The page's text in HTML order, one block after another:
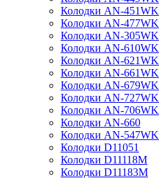
Колодки AN-451WK
Колодки AN-477WK
Колодки AN-305WK
Колодки AN-610WK
Колодки AN-621WK
Колодки AN-661WK
Колодки AN-679WK
Колодки AN-727WK
Колодки AN-706WK
Колодки AN-660
Колодки AN-547WK
Колодки D11051
Колодки D11118M
Колодки D11183M